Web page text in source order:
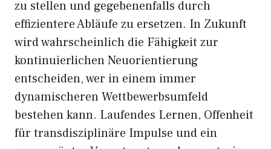
zu stellen und gegebenenfalls durch
effizientere Abläufe zu ersetzen. In Zukunft
wird wahrscheinlich die Fähigkeit zur
kontinuierlichen Neuorientierung
entscheiden, wer in einem immer
dynamischeren Wettbewerbsumfeld
bestehen kann. Laufendes Lernen, Offenheit
für transdisziplinäre Impulse und ein